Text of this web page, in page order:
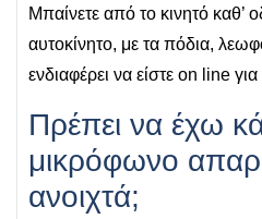
Μπαίνετε από το κινητό καθ’
αυτοκίνητο, με τα πόδια,
ενδιαφέρει να είστε on line
Πρέπει να έχω
μικρόφωνο
ανοιχτά;